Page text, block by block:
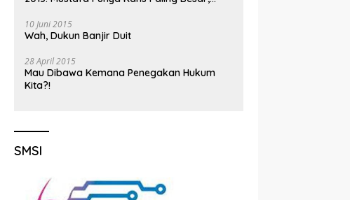
10 Juni 2015
Wah, Dukun Banjir Duit
28 April 2015
Mau Dibawa Kemana Penegakan Hukum
Kita?!
SMSI